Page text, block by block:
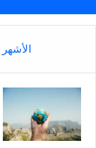
الأشهر